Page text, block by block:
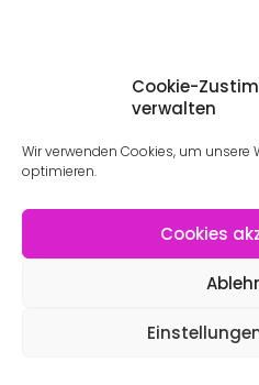
Cookie-
verwalten
Wir verwenden Cookies, um unsere
optimieren.
Cookies